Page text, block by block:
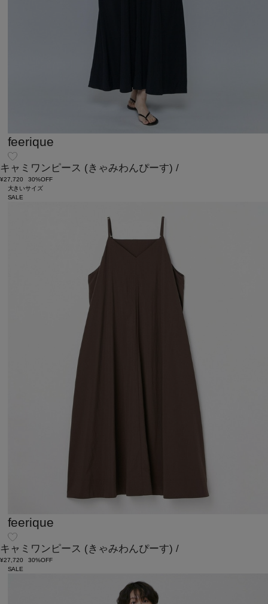
feerique
キャミワンピース (きゃみわんぴーす) /
¥27,720
30%OFF
大きいサイズ
SALE
feerique
キャミワンピース (きゃみわんぴーす) /
¥27,720
30%OFF
SALE